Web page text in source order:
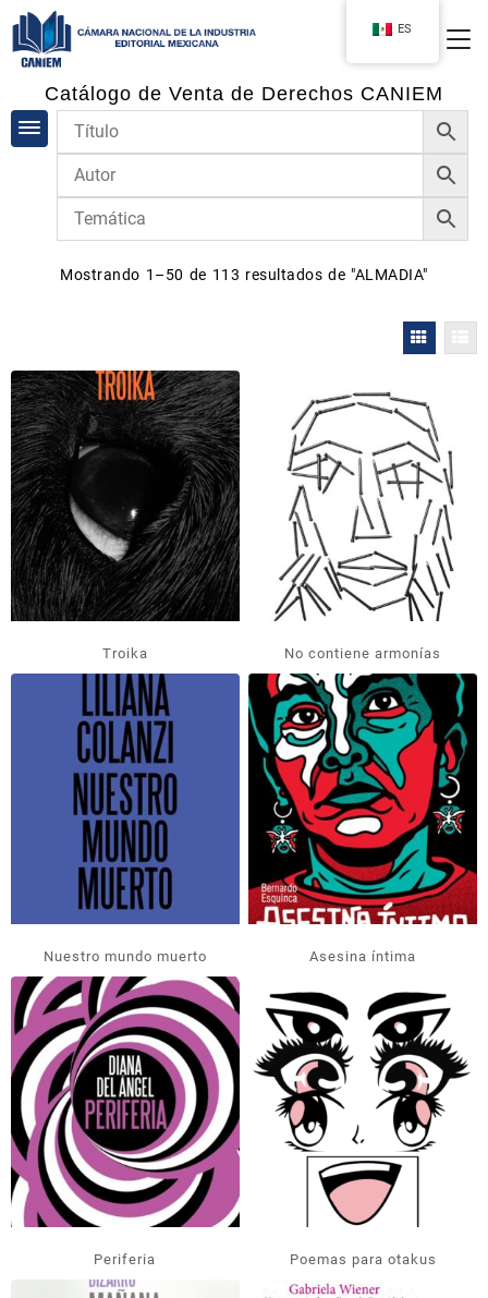
Catálogo de Venta de Derechos CANIEM
Mostrando 1–50 de 113 resultados de "ALMADIA"
Troika No contiene armonías
Nuestro mundo muerto Asesina íntima
Periferia Poemas para otakus
ES